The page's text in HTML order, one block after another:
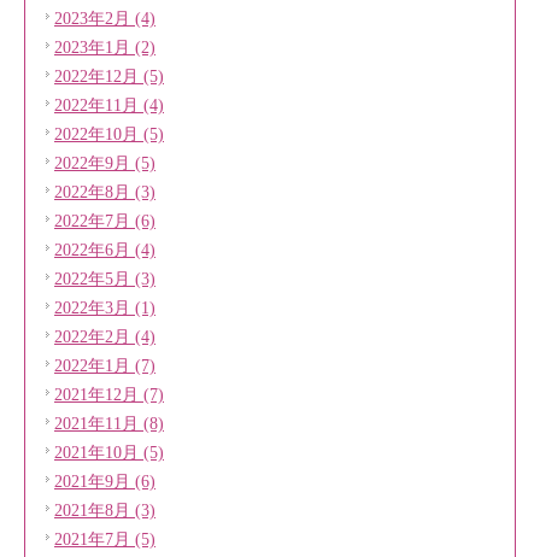
2023年2月 (4)
2023年1月 (2)
2022年12月 (5)
2022年11月 (4)
2022年10月 (5)
2022年9月 (5)
2022年8月 (3)
2022年7月 (6)
2022年6月 (4)
2022年5月 (3)
2022年3月 (1)
2022年2月 (4)
2022年1月 (7)
2021年12月 (7)
2021年11月 (8)
2021年10月 (5)
2021年9月 (6)
2021年8月 (3)
2021年7月 (5)